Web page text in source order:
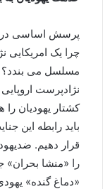
پرسش اساسی در
چرا یک امریکایی
مسلسل می بندد؟
نژادپرست
کشتار یهودیان
باید رابطه این
قرار دهیم.
را «منشا بحران»
«دماغ گنده»